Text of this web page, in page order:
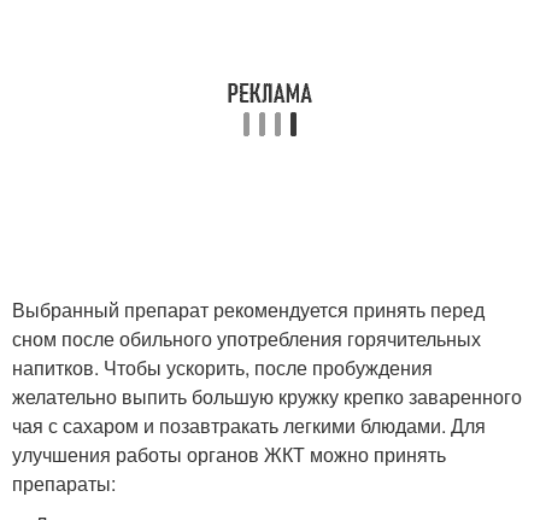
Выбранный препарат рекомендуется принять перед
сном после обильного употребления горячительных
напитков. Чтобы ускорить, после пробуждения
желательно выпить большую кружку крепко заваренного
чая с сахаром и позавтракать легкими блюдами. Для
улучшения работы органов ЖКТ можно принять
препараты: